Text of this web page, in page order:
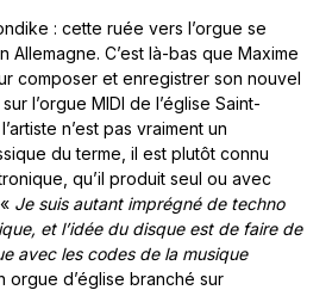
: cette ruée vers l’orgue se
Allemagne. C’est là-bas que Maxime
composer et enregistrer son nouvel
l’orgue MIDI de l’église Saint-
n’est pas vraiment un
du terme, il est plutôt connu
qu’il produit seul ou avec
Je suis autant imprégné de techno
et l’idée du disque est de faire de
avec les codes de la musique
orgue d’église branché sur